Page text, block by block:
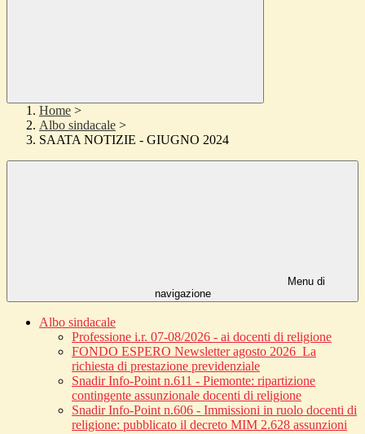
Home >
Albo sindacale >
SAATA NOTIZIE - GIUGNO 2024
Menu di
navigazione
Albo sindacale
Professione i.r. 07-08/2026 - ai docenti di religione
FONDO ESPERO Newsletter agosto 2026_La
richiesta di prestazione previdenziale
Snadir Info-Point n.611 - Piemonte: ripartizione
contingente assunzionale docenti di religione
Snadir Info-Point n.606 - Immissioni in ruolo docenti di
religione: pubblicato il decreto MIM 2.628 assunzioni